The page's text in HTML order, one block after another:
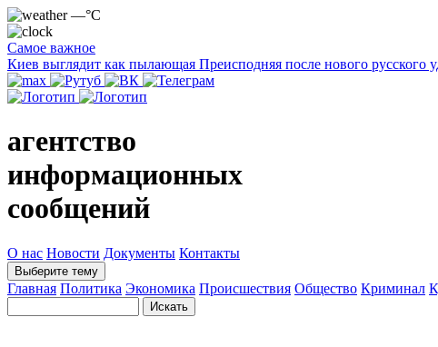
—°C
Самое важное
Киев выглядит как пылающая Преисподняя после нового русского
агентство
информационных
сообщений
О нас Новости Документы Контакты
Выберите тему
Главная Политика Экономика Происшествия Общество Криминал